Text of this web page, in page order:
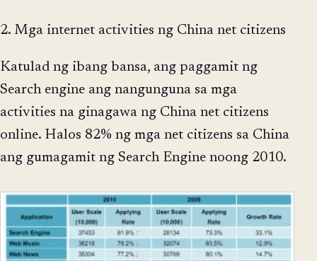
2. Mga internet activities ng China net citizens
Katulad ng ibang bansa, ang paggamit ng
Search engine ang nangunguna sa mga
activities na ginagawa ng China net citizens
online. Halos 82% ng mga net citizens sa China
ang gumagamit ng Search Engine noong 2010.